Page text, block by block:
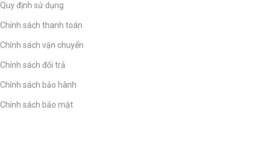
Quy định sử dụng
Chính sách thanh toán
Chính sách vận chuyển
Chính sách đổi trả
Chính sách bảo hành
Chính sách bảo mật